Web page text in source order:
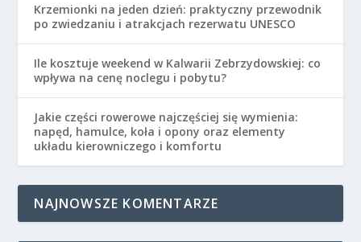
Krzemionki na jeden dzień: praktyczny przewodnik
po zwiedzaniu i atrakcjach rezerwatu UNESCO
Ile kosztuje weekend w Kalwarii Zebrzydowskiej: co
wpływa na cenę noclegu i pobytu?
Jakie części rowerowe najczęściej się wymienia:
napęd, hamulce, koła i opony oraz elementy
układu kierowniczego i komfortu
NAJNOWSZE KOMENTARZE